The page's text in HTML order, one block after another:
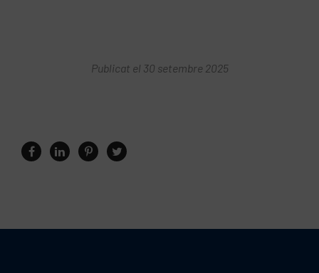
Publicat el 30 setembre 2025